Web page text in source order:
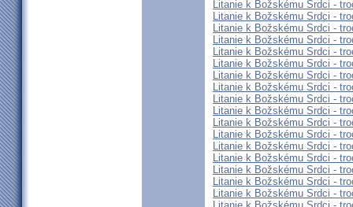
Litanie k Božskému Srdci -
Litanie k Božskému Srdci -
Litanie k Božskému Srdci -
Litanie k Božskému Srdci -
Litanie k Božskému Srdci -
Litanie k Božskému Srdci -
Litanie k Božskému Srdci -
Litanie k Božskému Srdci -
Litanie k Božskému Srdci -
Litanie k Božskému Srdci -
Litanie k Božskému Srdci -
Litanie k Božskému Srdci -
Litanie k Božskému Srdci -
Litanie k Božskému Srdci -
Litanie k Božskému Srdci -
Litanie k Božskému Srdci -
Litanie k Božskému Srdci -